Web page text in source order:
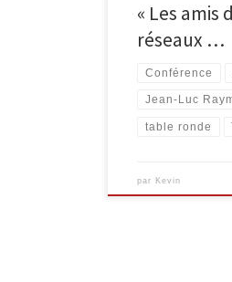
« Les amis
réseaux …
Conférence
Jean-Luc
table ronde
par Kevin